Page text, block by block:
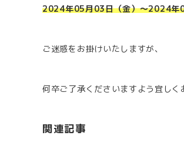
2024年05月03日（金）～2024年
ご迷惑をお掛けいたしますが、
何卒ご了承くださいますよう宜し
関連記事